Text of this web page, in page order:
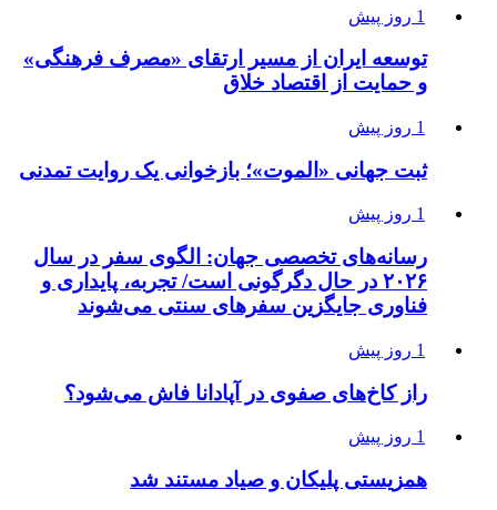
1 روز پیش
توسعه ایران از مسیر ارتقای «مصرف فرهنگی»
و حمایت از اقتصاد خلاق
1 روز پیش
ثبت جهانی «الموت»؛ بازخوانی یک روایت تمدنی
1 روز پیش
رسانه‌های تخصصی جهان: الگوی سفر در سال
۲۰۲۶ در حال دگرگونی است/ تجربه، پایداری و
فناوری جایگزین سفرهای سنتی می‌شوند
1 روز پیش
راز کاخ‌های صفوی در آپادانا فاش می‌شود؟
1 روز پیش
همزیستی پلیکان و صیاد مستند شد